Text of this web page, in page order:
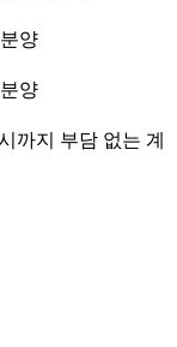
양
양
까지 부담 없는 계